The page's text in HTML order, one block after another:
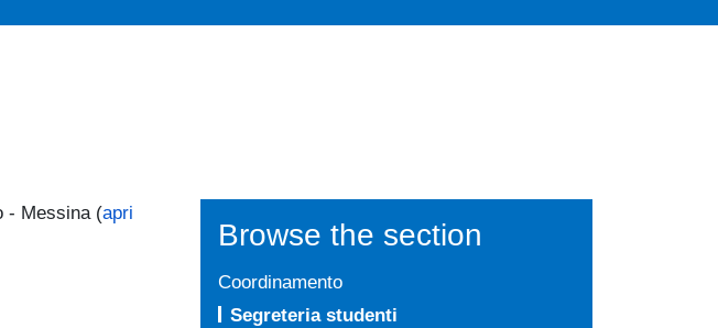
- Messina (apri
Browse the section
Coordinamento
Segreteria studenti